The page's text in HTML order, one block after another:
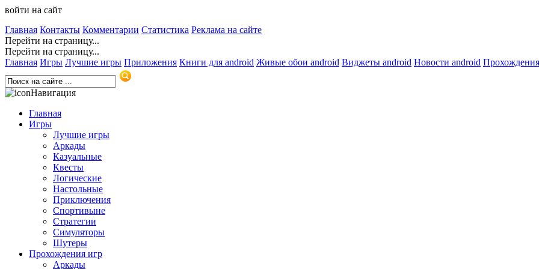
войти на сайт
Главная Контакты Комментарии Статистика Реклама на сайте
Перейти на страницу...
Перейти на страницу...
Главная Игры Лучшие игры Приложения Книги для android Живые обои android Виджеты android Новости android
Навигация
Главная
Игры
Лучшие игры
Аркады
Казуальные
Квесты
Логические
Настольные
Приключения
Спортивыне
Стратегии
Симуляторы
Шутеры
Прохождения игр
Аркады